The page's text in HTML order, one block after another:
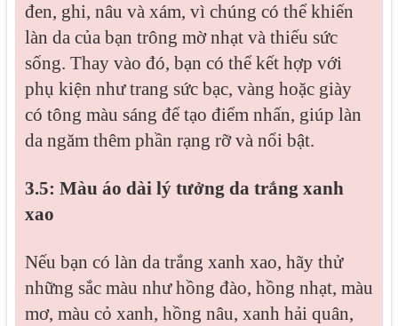
đen, ghi, nâu và xám, vì chúng có thể khiến
làn da của bạn trông mờ nhạt và thiếu sức
sống. Thay vào đó, bạn có thể kết hợp với
phụ kiện như trang sức bạc, vàng hoặc giày
có tông màu sáng để tạo điểm nhấn, giúp làn
da ngăm thêm phần rạng rỡ và nổi bật.
3.5: Màu áo dài lý tưởng da trắng xanh
xao
Nếu bạn có làn da trắng xanh xao, hãy thử
những sắc màu như hồng đào, hồng nhạt, màu
mơ, màu cỏ xanh, hồng nâu, xanh hải quân,